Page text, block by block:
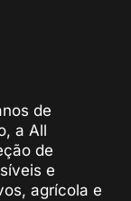
de
a All
de
e
agrícola e